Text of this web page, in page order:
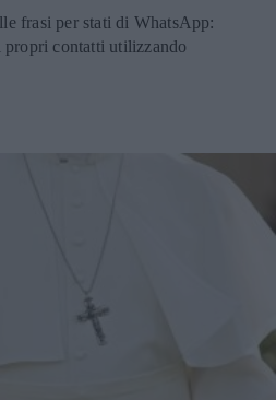
frasi per stati di WhatsApp:
propri contatti utilizzando